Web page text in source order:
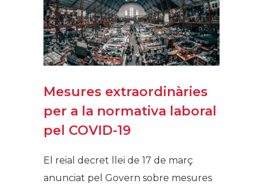
Mesures extraordinàries
per a la normativa laboral
pel COVID-19
El reial decret llei de 17 de març
anunciat pel Govern sobre mesures